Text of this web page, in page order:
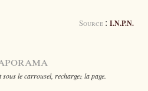
Source : I.N.P.N.
le carrousel, rechargez la page.